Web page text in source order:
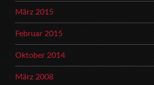
März 2015
Februar 2015
Oktober 2014
März 2008